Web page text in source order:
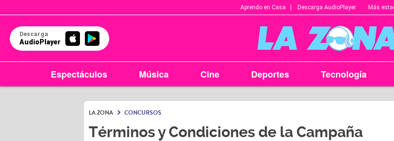
Aprendo en Casa Descarga AudioPlayer Más
Descarga
AudioPlayer
Espectáculos Música Cine Deportes Tecnología
LA ZONA CONCURSOS
Términos y Condiciones de la Campaña